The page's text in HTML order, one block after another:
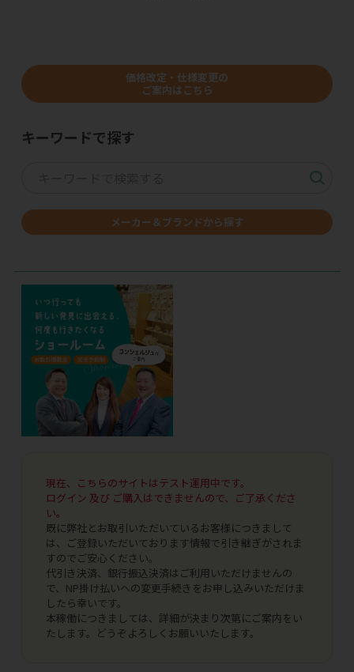
価格改定・仕様変更の
ご案内はこちら
キーワードで探す
メーカー＆ブランドから探す
現在、こちらのサイトはテスト運用中です。
ログイン 及び ご購入はできませんので、ご了承くださ
い。
既に弊社とお取引いただいているお客様につきまして
は、ご登録いただいております情報で引き継ぎがされま
すのでご安心ください。
代引き決済、銀行振込決済はご利用いただけませんの
で、NP掛け払いへの変更手続きをお申し込みいただけま
したら幸いです。
本稼働につきましては、詳細が決まり次第にご案内をい
たします。どうぞよろしくお願いいたします。